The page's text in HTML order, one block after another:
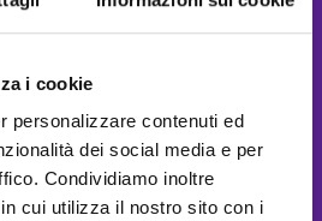
i cookie
personalizzare contenuti ed
dei social media e per
Condividiamo inoltre
cui utilizza il nostro sito con i